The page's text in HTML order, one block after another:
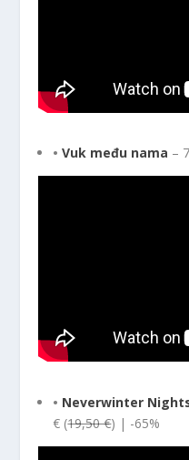
• Vuk među nama –
• Neverwinter
€ (19,50 €) | -65%